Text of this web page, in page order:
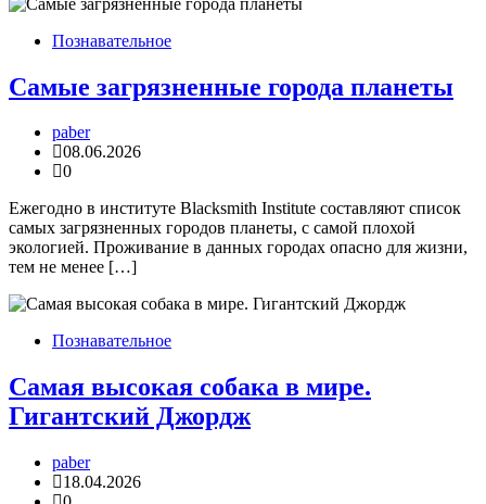
Познавательное
Самые загрязненные города планеты
paber
08.06.2026
0
Ежегодно в институте Blacksmith Institute составляют список
самых загрязненных городов планеты, с самой плохой
экологией. Проживание в данных городах опасно для жизни,
тем не менее […]
Познавательное
Самая высокая собака в мире.
Гигантский Джордж
paber
18.04.2026